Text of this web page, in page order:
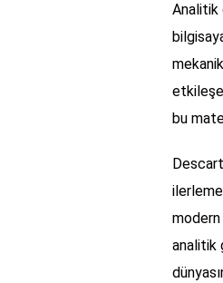
Analitik
bu
analitik